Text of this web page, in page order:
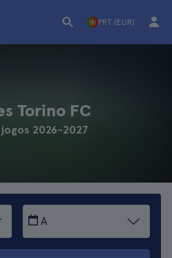
PRT (EUR)
Torino FC
2026-2027
A